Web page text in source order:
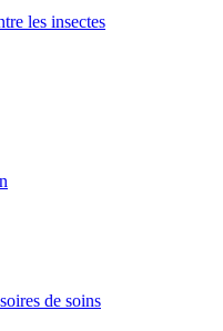
les insectes
de soins